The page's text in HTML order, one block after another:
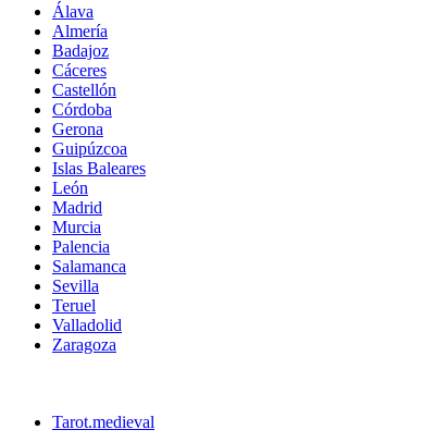
Álava
Almería
Badajoz
Cáceres
Castellón
Córdoba
Gerona
Guipúzcoa
Islas Baleares
León
Madrid
Murcia
Palencia
Salamanca
Sevilla
Teruel
Valladolid
Zaragoza
Tarot.medieval